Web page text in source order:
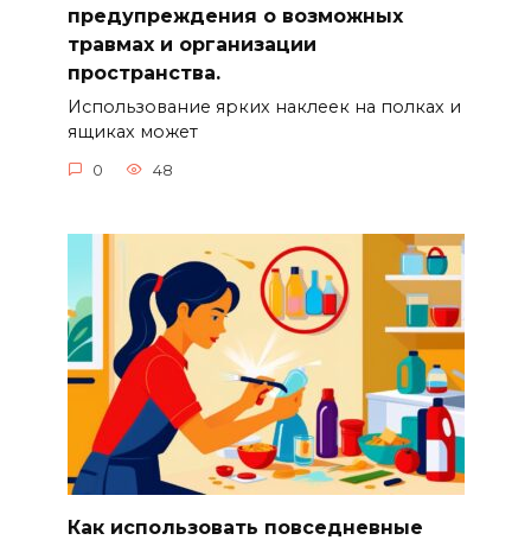
предупреждения о возможных
травмах и организации
пространства.
Использование ярких наклеек на полках и
ящиках может
0 48
Как использовать повседневные